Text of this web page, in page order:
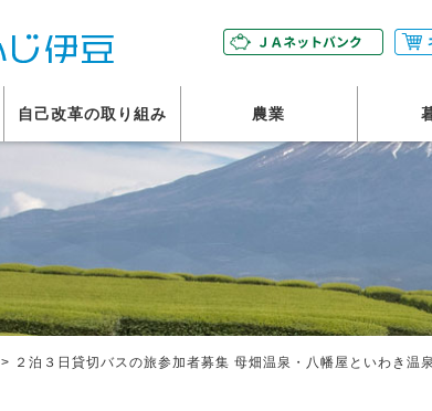
富士伊豆農業協
自己改革の取り組み 農業
> ２泊３日貸切バスの旅参加者募集 母畑温泉・八幡屋といわき温